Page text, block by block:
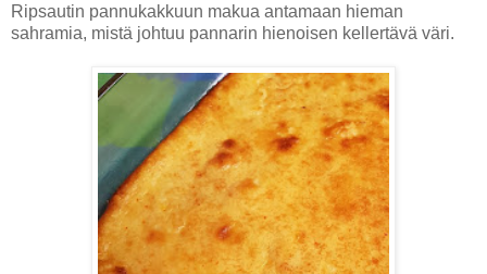
Ripsautin pannukakkuun makua antamaan hieman
sahramia, mistä johtuu pannarin hienoisen kellertävä väri.